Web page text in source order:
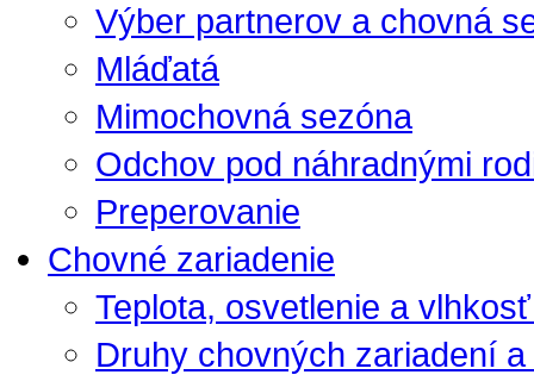
Výber partnerov a chovná
Mláďatá
Mimochovná sezóna
Odchov pod náhradnými
Preperovanie
Chovné zariadenie
Teplota, osvetlenie a
Druhy chovných zariadení